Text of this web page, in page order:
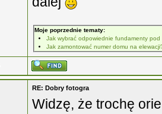
Moje poprzednie tematy:
Jak wybrać odpowiednie fundamenty
Jak zamontować numer domu na
RE: Dobry fotogra
Widzę, że trochę